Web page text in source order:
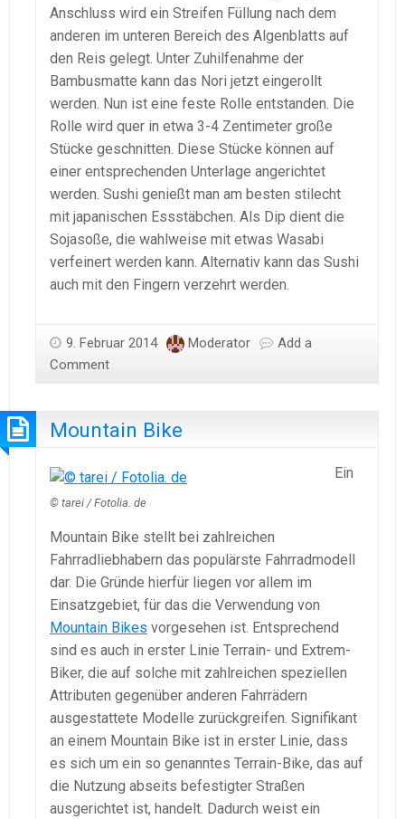
Anschluss wird ein Streifen Füllung nach dem
anderen im unteren Bereich des Algenblatts auf
den Reis gelegt. Unter Zuhilfenahme der
Bambusmatte kann das Nori jetzt eingerollt
werden. Nun ist eine feste Rolle entstanden. Die
Rolle wird quer in etwa 3-4 Zentimeter große
Stücke geschnitten. Diese Stücke können auf
einer entsprechenden Unterlage angerichtet
werden. Sushi genießt man am besten stilecht
mit japanischen Essstäbchen. Als Dip dient die
Sojasoße, die wahlweise mit etwas Wasabi
verfeinert werden kann. Alternativ kann das Sushi
auch mit den Fingern verzehrt werden.
9. Februar 2014 Moderator
Add a
Comment
Mountain Bike
© tarei / Fotolia. de
Ein
Mountain Bike stellt bei zahlreichen
Fahrradliebhabern das populärste Fahrradmodell
dar. Die Gründe hierfür liegen vor allem im
Einsatzgebiet, für das die Verwendung von
Mountain Bikes vorgesehen ist. Entsprechend
sind es auch in erster Linie Terrain- und Extrem-
Biker, die auf solche mit zahlreichen speziellen
Attributen gegenüber anderen Fahrrädern
ausgestattete Modelle zurückgreifen. Signifikant
an einem Mountain Bike ist in erster Linie, dass
es sich um ein so genanntes Terrain-Bike, das auf
die Nutzung abseits befestigter Straßen
ausgerichtet ist, handelt. Dadurch weist ein